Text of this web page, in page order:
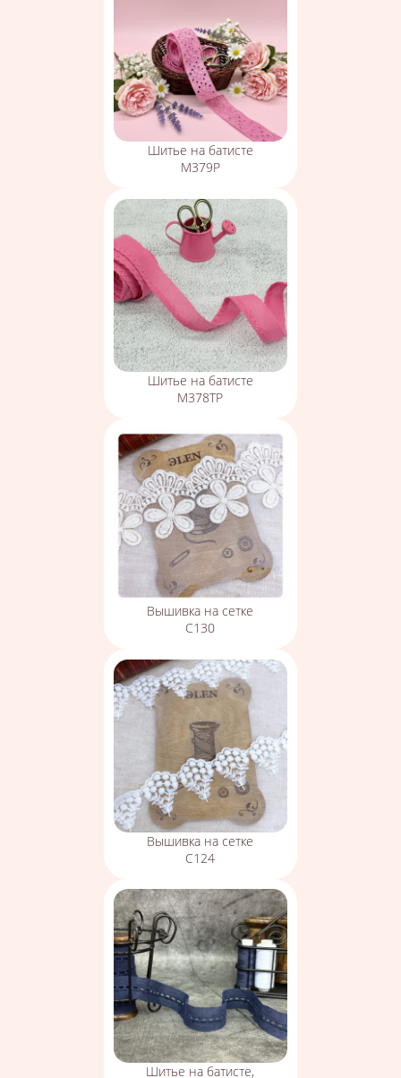
Шитье на батисте
М379Р
Шитье на батисте
М378ТР
Вышивка на сетке
С130
Вышивка на сетке
С124
Шитье на батисте,